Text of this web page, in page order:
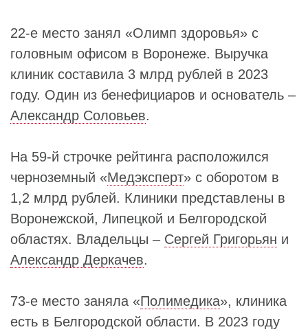
22-е место занял «Олимп здоровья» с
головным офисом в Воронеже. Выручка
клиник составила 3 млрд рублей в 2023
году. Один из бенефициаров и основатель –
Александр Соловьев.
На 59-й строчке рейтинга расположился
черноземный «Медэксперт» с оборотом в
1,2 млрд рублей. Клиники представлены в
Воронежской, Липецкой и Белгородской
областях. Владельцы – Сергей Григорьян и
Александр Деркачев.
73-е место заняла «Полимедика», клиника
есть в Белгородской области. В 2023 году